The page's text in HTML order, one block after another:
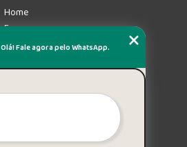
Home
Empresa
Missão
Mapa do site
Olá! Fale agora pelo WhatsApp.